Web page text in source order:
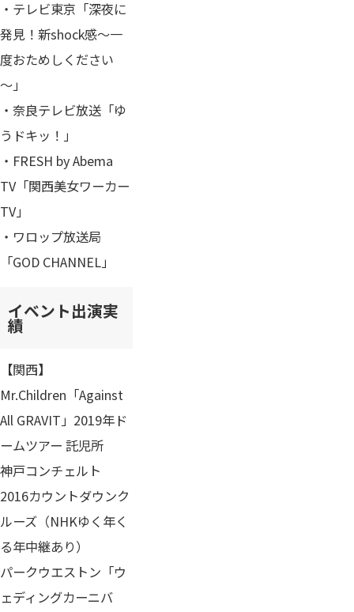
・テレビ東京「深夜に
発見！新shock感～一
度おためしください
～」
・奈良テレビ放送「ゆ
うドキッ！」
​・FRESH by Abema
TV「関西美女ワーカー
TV」
・ワロップ放送局
「GOD CHANNEL」
イベント出演実
績
【関西】
Mr.Children「Against
All GRAVIT」2019年ド
ームツアー 託児所
神戸コンチェルト
2016カウントダウンク
ルーズ（NHKゆく年く
る年中継あり）
パークウエストン「ウ
ェディングカーニバ